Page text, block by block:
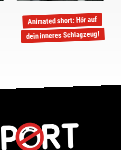
Animated short: Hör auf
dein inneres Schlagzeug!